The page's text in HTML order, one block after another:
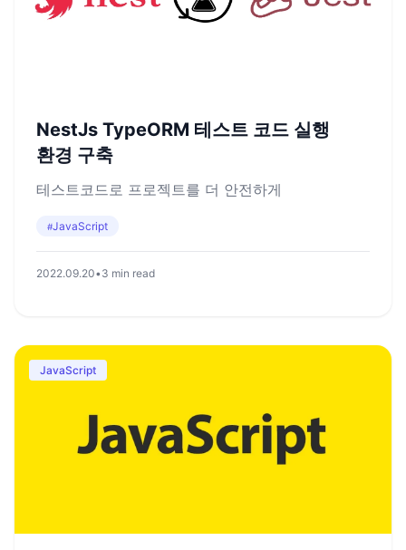
NestJs TypeORM 테스트 코드 실행
환경 구축
테스트코드로 프로젝트를 더 안전하게
#JavaScript
2022.09.20•3 min read
JavaScript